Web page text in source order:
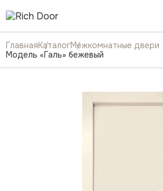
ГлавнаяКаталогМежкомнатные двери
Модель «Галь» бежевый